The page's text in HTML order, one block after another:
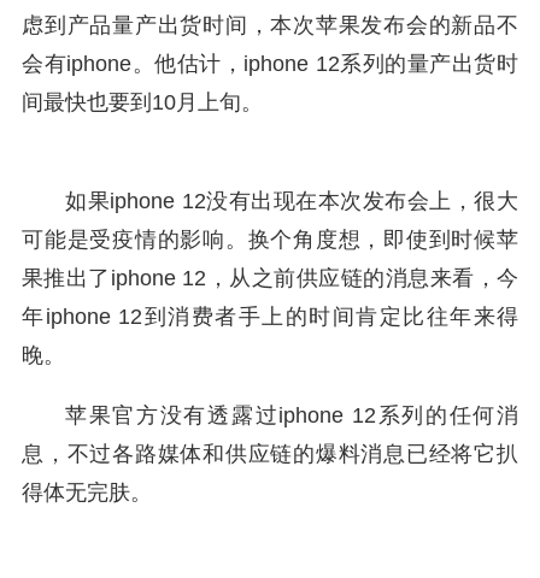
虑到产品量产出货时间，本次苹果发布会的新品不
会有iphone。他估计，iphone 12系列的量产出货时
间最快也要到10月上旬。
如果iphone 12没有出现在本次发布会上，很大
可能是受疫情的影响。换个角度想，即使到时候苹
果推出了iphone 12，从之前供应链的消息来看，今
年iphone 12到消费者手上的时间肯定比往年来得
晚。
苹果官方没有透露过iphone 12系列的任何消
息，不过各路媒体和供应链的爆料消息已经将它扒
得体无完肤。